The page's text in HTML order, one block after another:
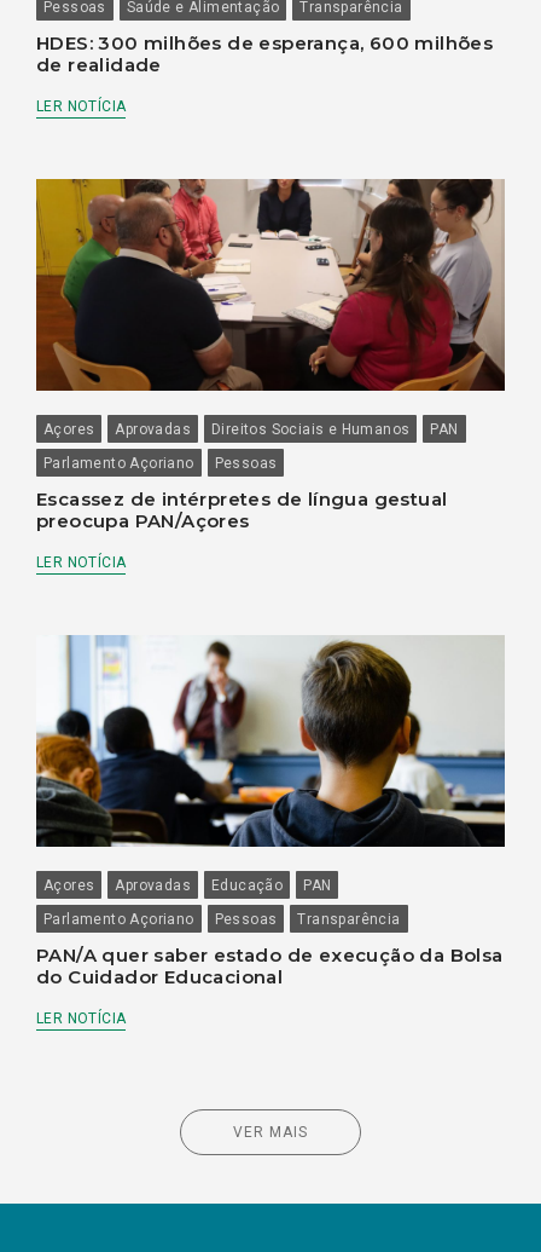
Pessoas
Saúde e Alimentação Transparência
HDES: 300 milhões de esperança, 600 milhões
de realidade
LER NOTÍCIA
Açores Aprovadas Direitos Sociais e Humanos
PAN
Parlamento Açoriano
Pessoas
Escassez de intérpretes de língua gestual
preocupa PAN/Açores
LER NOTÍCIA
Açores Aprovadas Educação
PAN
Parlamento Açoriano
Pessoas Transparência
PAN/A quer saber estado de execução da Bolsa
do Cuidador Educacional
LER NOTÍCIA
VER MAIS